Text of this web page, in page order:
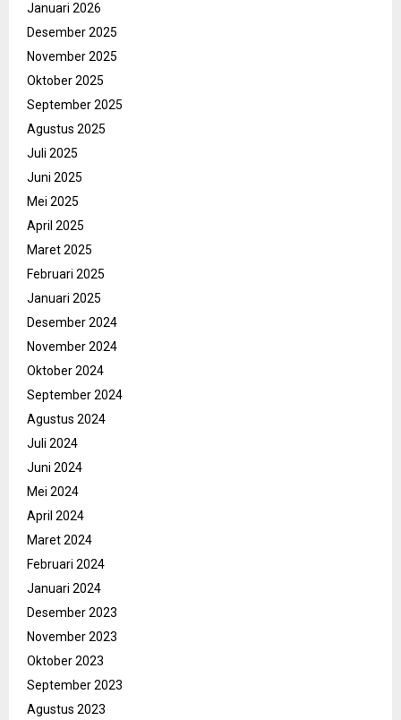
Januari 2026
Desember 2025
November 2025
Oktober 2025
September 2025
Agustus 2025
Juli 2025
Juni 2025
Mei 2025
April 2025
Maret 2025
Februari 2025
Januari 2025
Desember 2024
November 2024
Oktober 2024
September 2024
Agustus 2024
Juli 2024
Juni 2024
Mei 2024
April 2024
Maret 2024
Februari 2024
Januari 2024
Desember 2023
November 2023
Oktober 2023
September 2023
Agustus 2023